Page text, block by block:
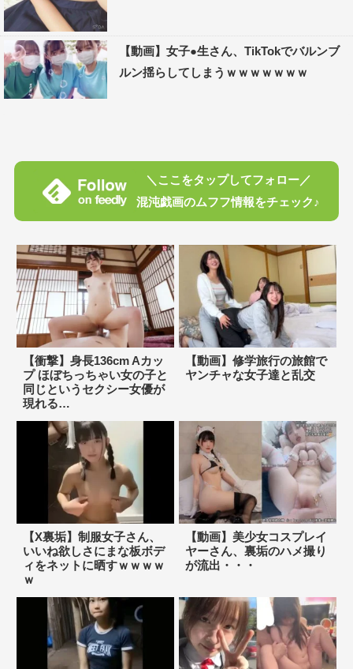
【動画】女子●生さん、TikTokでバルンブ
ルン揺らしてしまうｗｗｗｗｗｗｗ
＼ここをタップしてフォロー／
混沌戯画のムフフ情報をチェック♪
【衝撃】身長136cm Aカッ
プ ほぼちっちゃい女の子と
同じというセクシー女優が
現れる…
【動画】修学旅行の旅館で
ヤンチャな女子達と乱交
【X裏垢】制服女子さん、
いいね欲しさにまな板ボデ
ィをネットに晒すｗｗｗｗ
ｗ
【動画】美少女コスプレイ
ヤーさん、裏垢のハメ撮り
が流出・・・